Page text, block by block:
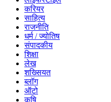
करियर
साहित्य
राजनीति
धर्म / ज्योतिष
संपादकीय
शिक्षा
लेख
शख्सियत
ब्लॉग
ऑटो
कृषि